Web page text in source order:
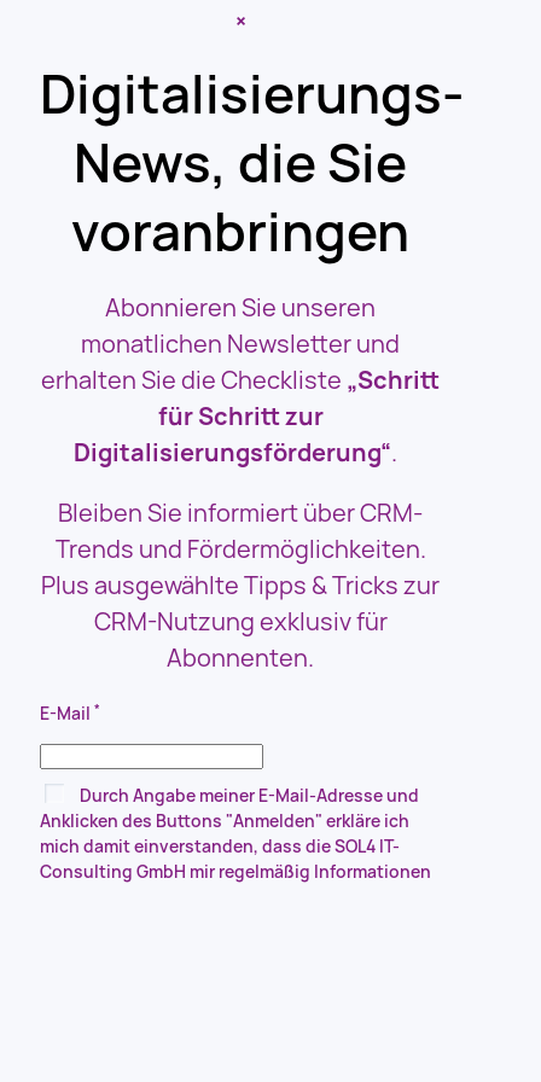
×
Digitalisierungs-
News, die Sie
voranbringen
Abonnieren Sie unseren
monatlichen Newsletter und
erhalten Sie die Checkliste „Schritt
für Schritt zur
Digitalisierungsförderung“.
Bleiben Sie informiert über CRM-
Trends und Fördermöglichkeiten.
Plus ausgewählte Tipps & Tricks zur
CRM-Nutzung exklusiv für
Abonnenten.
E-Mail *
Durch Angabe meiner E-Mail-Adresse und
Anklicken des Buttons "Anmelden" erkläre ich
mich damit einverstanden, dass die SOL4 IT-
Consulting GmbH mir regelmäßig Informationen